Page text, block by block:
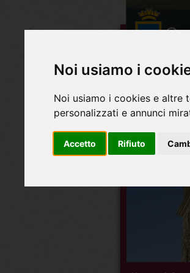
Noi usiamo i
Noi usiamo i cookies e altre
personalizzati e annunci
Accetto Rifiuto